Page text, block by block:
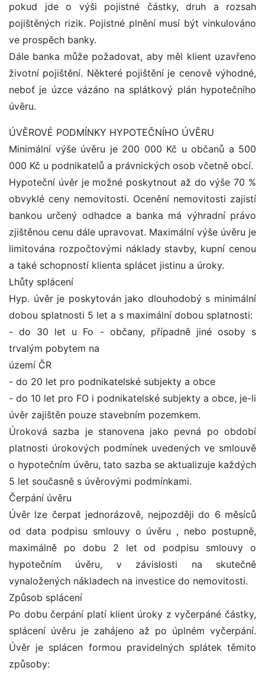
pokud jde o výši pojistné částky, druh a rozsah
pojištěných rizik. Pojistné plnění musí být vinkulováno
ve prospěch banky.
Dále banka může požadovat, aby měl klient uzavřeno
životní pojištění. Některé pojištění je cenově výhodné,
neboť je úzce vázáno na splátkový plán hypotečního
úvěru.
ÚVĚROVÉ PODMÍNKY HYPOTEČNÍHO ÚVĚRU
Minimální výše úvěru je 200 000 Kč u občanů a 500
000 Kč u podnikatelů a právnických osob včetně obcí.
Hypoteční úvěr je možné poskytnout až do výše 70 %
obvyklé ceny nemovitosti. Ocenění nemovitosti zajistí
bankou určený odhadce a banka má výhradní právo
zjištěnou cenu dále upravovat. Maximální výše úvěru je
limitována rozpočtovými náklady stavby, kupní cenou
a také schopností klienta splácet jistinu a úroky.
Lhůty splácení
Hyp. úvěr je poskytován jako dlouhodobý s minimální
dobou splatnosti 5 let a s maximální dobou splatnosti:
- do 30 let u Fo - občany, případně jiné osoby s
trvalým pobytem na
území ČR
- do 20 let pro podnikatelské subjekty a obce
- do 10 let pro FO i podnikatelské subjekty a obce, je-li
úvěr zajištěn pouze stavebním pozemkem.
Úroková sazba je stanovena jako pevná po období
platnosti úrokových podmínek uvedených ve smlouvě
o hypotečním úvěru, tato sazba se aktualizuje každých
5 let současně s úvěrovými podmínkami.
Čerpání úvěru
Úvěr lze čerpat jednorázově, nejpozději do 6 měsíců
od data podpisu smlouvy o úvěru , nebo postupně,
maximálně po dobu 2 let od podpisu smlouvy o
hypotečním úvěru, v závislosti na skutečně
vynaložených nákladech na investice do nemovitosti.
Způsob splácení
Po dobu čerpání platí klient úroky z vyčerpáné částky,
splácení úvěru je zahájeno až po úplném vyčerpání.
Úvěr je splácen formou pravidelných splátek těmito
způsoby: